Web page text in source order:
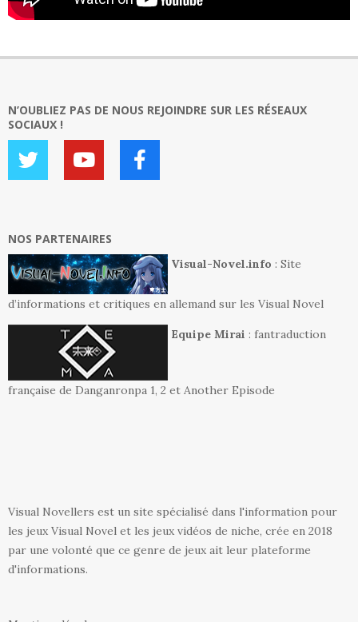
N’OUBLIEZ PAS DE NOUS REJOINDRE SUR LES RÉSEAUX
SOCIAUX !
NOS PARTENAIRES
Visual-Novel.info : Site
d’informations et critiques en allemand sur les Visual Novel
Equipe Mirai : fantraduction
française de Danganronpa 1, 2 et Another Episode
Visual Novellers est un site spécialisé dans l'information pour
les jeux Visual Novel et les jeux vidéos de niche, crée en 2018
par une volonté que ce genre de jeux ait leur plateforme
d'informations.